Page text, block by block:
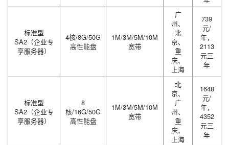
标准型
SA2（企业专
享服务器）
4核/8G/50G
高性能盘
1M/3M/5M/10M
宽带
广
州、
北
京、
重
庆、
上海
739
元/
年，
2113
元三
年
标准型
SA2（企业专
享服务器）
8
核/16G/50G
高性能盘
1M/3M/5M/10M
宽带
北
京、
广
州、
重
庆、
上海
1648
元/
年，
4352
元三
年